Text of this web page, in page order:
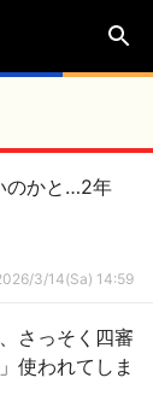
のかと…2年
3/14(Sa) 14:59
さっそく四審
使われてしま